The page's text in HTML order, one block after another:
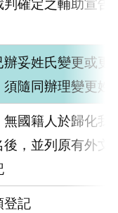
判確定之輔助宣告
辦妥姓氏變更或更
須隨同辦理變更姓
無國籍人於歸化我
後，並列原有外文
登記